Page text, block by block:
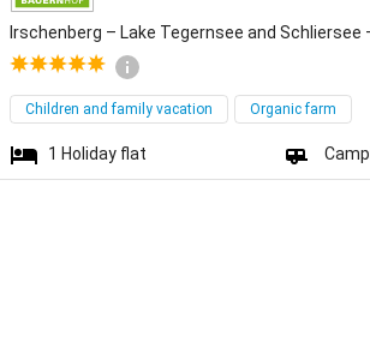
Irschenberg – Lake Tegernsee and Schliersee
Children and family vacation Organic farm
1 Holiday flat